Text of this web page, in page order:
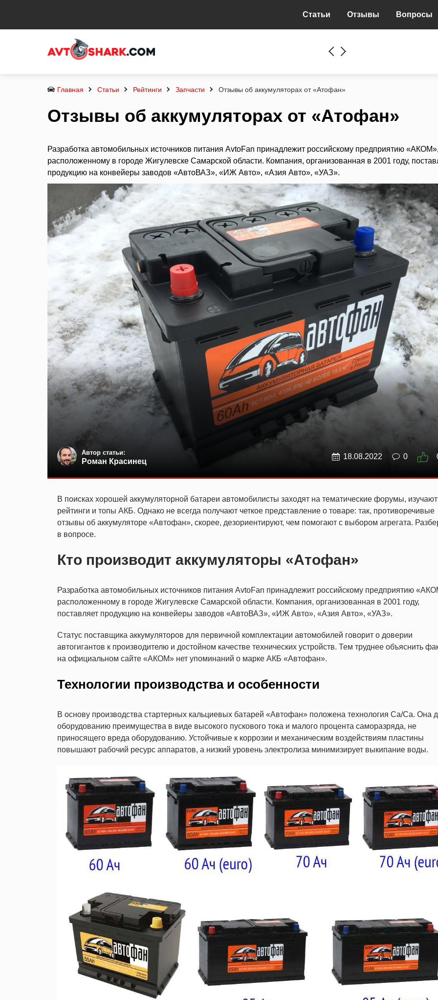
Статьи Отзывы Вопросы
Главная Статьи Рейтинги Запчасти Отзывы об аккумуляторах от «Атофан»
Отзывы об аккумуляторах от «Атофан»
Разработка автомобильных источников питания AvtoFan принадлежит российскому предприятию «АКОМ»,
расположенному в городе Жигулевске Самарской области. Компания, организованная в 2001 году,
продукцию на конвейеры заводов «АвтоВАЗ», «ИЖ Авто», «Азия Авто», «УАЗ».
Автор статьи:
Роман Красинец
18.08.2022 0
В поисках хорошей аккумуляторной батареи автомобилисты заходят на тематические форумы, изучают
рейтинги и топы АКБ. Однако не всегда получают четкое представление о товаре: так, противоречивые
отзывы об аккумуляторе «Автофан», скорее, дезориентируют, чем помогают с выбором агрегата.
в вопросе.
Кто производит аккумуляторы «Атофан»
Разработка автомобильных источников питания AvtoFan принадлежит российскому предприятию
расположенному в городе Жигулевске Самарской области. Компания, организованная в 2001 году,
поставляет продукцию на конвейеры заводов «АвтоВАЗ», «ИЖ Авто», «Азия Авто», «УАЗ».
Статус поставщика аккумуляторов для первичной комплектации автомобилей говорит о доверии
автогигантов к производителю и достойном качестве технических устройств. Тем труднее объяснить
на официальном сайте «АКОМ» нет упоминаний о марке АКБ «Автофан».
Технологии производства и особенности
В основу производства стартерных кальциевых батарей «Автофан» положена технология Ca/Ca. Она
оборудованию преимущества в виде высокого пускового тока и малого процента саморазряда, не
приносящего вреда оборудованию. Устойчивые к коррозии и механическим воздействиям пластины
повышают рабочий ресурс аппаратов, а низкий уровень электролиза минимизирует выкипание воды.